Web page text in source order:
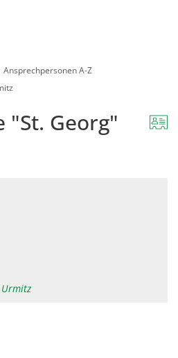
Ansprechpersonen A-Z
"St. Georg"